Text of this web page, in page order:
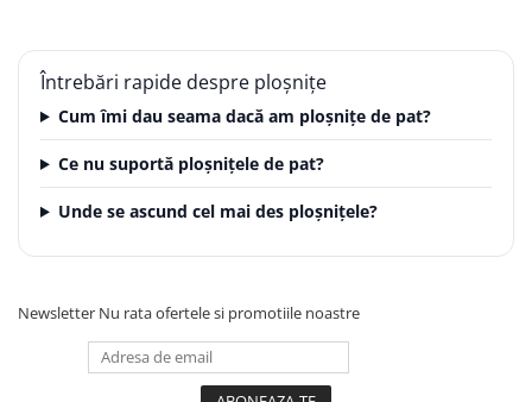
Întrebări rapide despre ploșnițe
Cum îmi dau seama dacă am ploșnițe de pat?
Ce nu suportă ploșnițele de pat?
Unde se ascund cel mai des ploșnițele?
Newsletter Nu rata ofertele si promotiile noastre